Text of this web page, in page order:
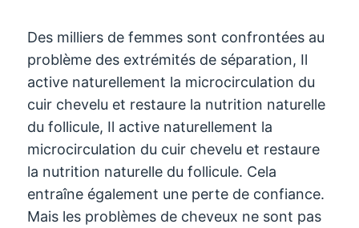
Des milliers de femmes sont confrontées au
problème des extrémités de séparation, Il
active naturellement la microcirculation du
cuir chevelu et restaure la nutrition naturelle
du follicule, Il active naturellement la
microcirculation du cuir chevelu et restaure
la nutrition naturelle du follicule. Cela
entraîne également une perte de confiance.
Mais les problèmes de cheveux ne sont pas